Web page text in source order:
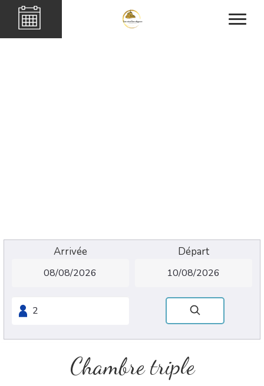
Arrivée Départ
Chambre triple